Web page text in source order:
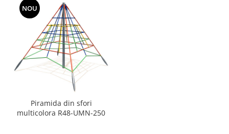
NOU
Piramida din sfori
multicolora R48-UMN-250